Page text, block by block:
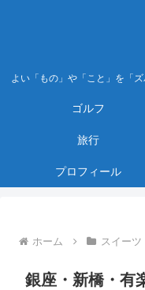
よい「もの」や「こと」を「
ゴルフ
旅行
プロフィール
ホーム スイーツ
銀座・新橋・有